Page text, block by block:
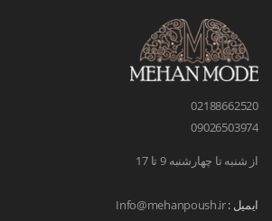
02188662520
09026503974
از شنبه تا چهارشنبه 9 تا 17
ایمیل :Info@mehanpoush.ir